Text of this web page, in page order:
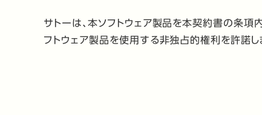
サトーは、本ソフトウェア製品を本契約書の条
フトウェア製品を使用する非独占的権利を許諾し